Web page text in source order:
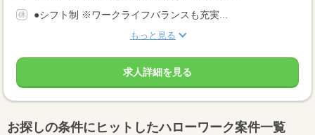
●シフト制 ※ワークライフバランスも充実...
もっと見る
求人詳細を見る
お探しの条件にヒットしたハローワーク案件一覧